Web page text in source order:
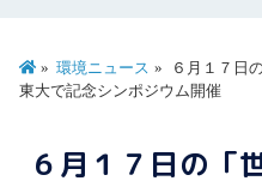
環境ニュース
６月１７日
東大で記念シンポジウム開催
６月１７日の「